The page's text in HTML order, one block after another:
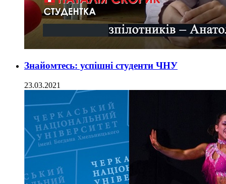
Знайомтесь: успішні студенти ЧНУ
23.03.2021